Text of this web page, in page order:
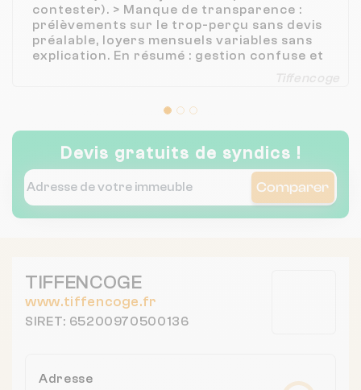
contester). > Manque de transparence :
prélèvements sur le trop-perçu sans devis
préalable, loyers mensuels variables sans
explication. En résumé : gestion confuse et
Tiffencoge
Devis gratuits de syndics !
Comparer
TIFFENCOGE
www.tiffencoge.fr
SIRET: 65200970500136
Adresse